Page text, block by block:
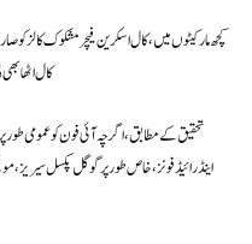
کچھ مارکیٹوں میں، کال اسکرین فیچر مشکوک کالز
کال اٹھا
تحقیق کے مطابق، اگرچہ آئی فون کو عمومی طور
اینڈرائیڈ فونز، خاص طور پر گوگل پکسل سیریز،